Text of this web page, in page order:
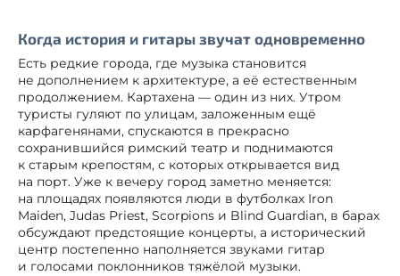
Когда история и гитары звучат одновременно
Есть редкие города, где музыка становится
не дополнением к архитектуре, а её естественным
продолжением. Картахена — один из них. Утром
туристы гуляют по улицам, заложенным ещё
карфагенянами, спускаются в прекрасно
сохранившийся римский театр и поднимаются
к старым крепостям, с которых открывается вид
на порт. Уже к вечеру город заметно меняется:
на площадях появляются люди в футболках Iron
Maiden, Judas Priest, Scorpions и Blind Guardian, в барах
обсуждают предстоящие концерты, а исторический
центр постепенно наполняется звуками гитар
и голосами поклонников тяжёлой музыки.